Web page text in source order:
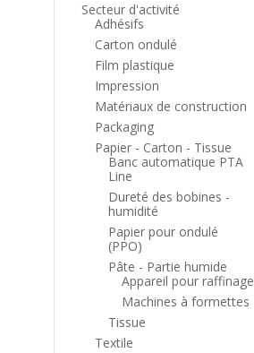
Secteur d'activité
Adhésifs
Carton ondulé
Film plastique
Impression
Matériaux de construction
Packaging
Papier - Carton - Tissue
Banc automatique PTA
Line
Dureté des bobines -
humidité
Papier pour ondulé
(PPO)
Pâte - Partie humide
Appareil pour raffinage
Machines à formettes
Tissue
Textile